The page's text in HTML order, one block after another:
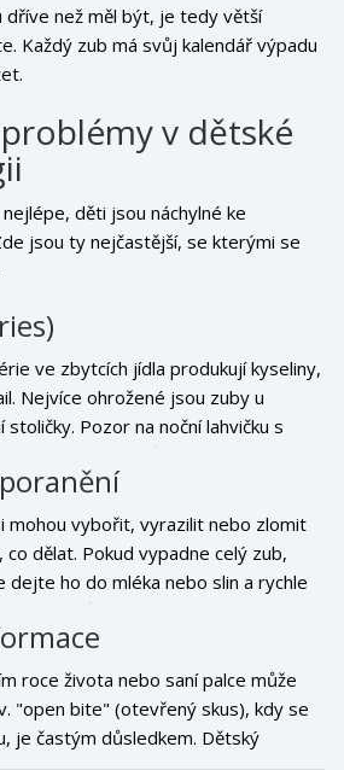
dříve než měl být, je tedy větší
Každý zub má svůj kalendář výpadu
v dětské
děti jsou náchylné ke
jsou ty nejčastější, se kterými se
ve zbytcích jídla produkují kyseliny,
Nejvíce ohrožené jsou zuby u
Pozor na noční lahvičku s
džusem - cukr působí na zuby celou
mohou vybořit, vyrazilit nebo zlomit
co dělat. Pokud vypadne celý zub,
dejte ho do mléka nebo slin a rychle
zubů se obvykle nepřikládá
kořen trvalého zubu pod
roce života nebo saní palce může
"open bite" (otevřený skus), kdy se
je častým důsledkem. Dětský